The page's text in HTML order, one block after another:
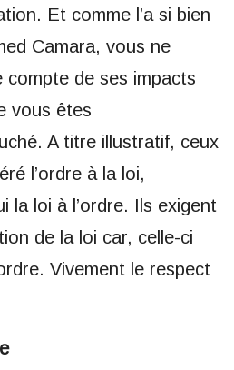
Et comme l’a si bien
Camara, vous ne
compte de ses impacts
vous êtes
A titre illustratif, ceux
l’ordre à la loi,
la loi à l’ordre. Ils exigent
de la loi car, celle-ci
Vivement le respect